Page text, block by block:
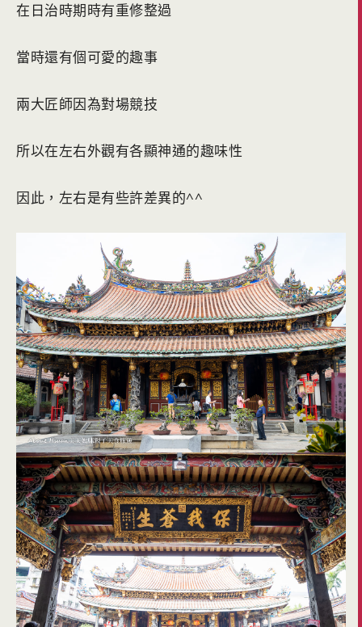
在日治時期時有重修整過
當時還有個可愛的趣事
兩大匠師因為對場競技
所以在左右外觀有各顯神通的趣味性
因此，左右是有些許差異的^^